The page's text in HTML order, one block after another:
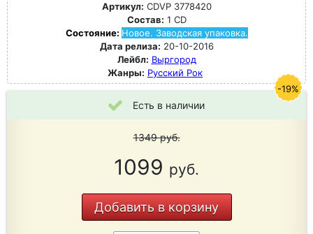
Артикул: CDVP 3778420
Состав: 1 CD
Состояние: Новое. Заводская упаковка.
Дата релиза: 20-10-2016
Лейбл: Выргород
Жанры: Русский Рок
Есть в наличии
1349руб.
1099 руб.
Добавить в корзину
-19%